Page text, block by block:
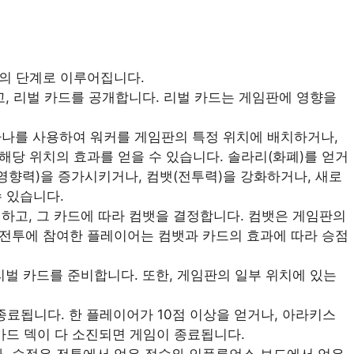
단계로 이루어집니다.
리벌 카드를 공개합니다. 리벌 카드는 게임판에 영향을
를 사용하여 워커를 게임판의 특정 위치에 배치하거나,
당 위치의 효과를 얻을 수 있습니다. 솔라리(화폐)를 얻거
력)을 증가시키거나, 컴뱃(전투력)을 강화하거나, 새로
있습니다.
고, 그 카드에 따라 컴뱃을 결정합니다. 컴뱃은 게임판의
투에 참여한 플레이어는 컴뱃과 카드의 효과에 따라 승점
카드를 준비합니다. 또한, 게임판의 일부 위치에 있는
됩니다. 한 플레이어가 10점 이상을 얻거나, 아라키스
덱이 다 소진되면 게임이 종료됩니다.